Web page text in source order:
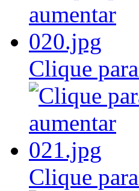
Clique
Clique